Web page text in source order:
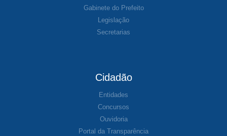
Gabinete do Prefeito
Legislação
Secretarias
Cidadão
Entidades
Concursos
Ouvidoria
Portal da Transparência